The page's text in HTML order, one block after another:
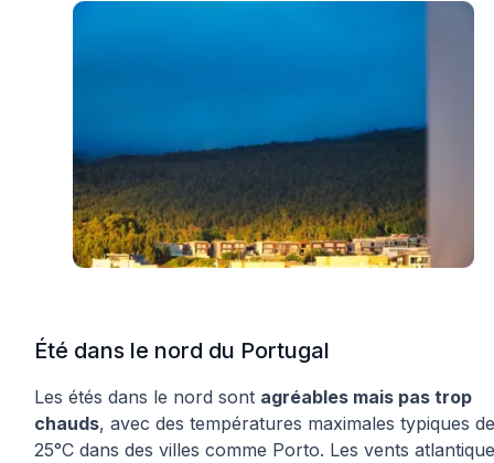
Été dans le nord du Portugal
Les étés dans le nord sont agréables mais pas trop
chauds, avec des températures maximales typiques de
25°C dans des villes comme Porto. Les vents